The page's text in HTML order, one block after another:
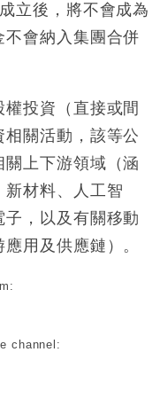
範圍 14類產品或加徵
制度 增鉑金卡級別鎖
月 珠寶鐘錶銷售升勢
回購 派息比率目標維持
立後，將不會成為
會納入集團合併
投資（直接或間
關活動，該等公
上下游領域（涵
新材料、人工智
，以及有關移動
用及供應鏈）。
channel: